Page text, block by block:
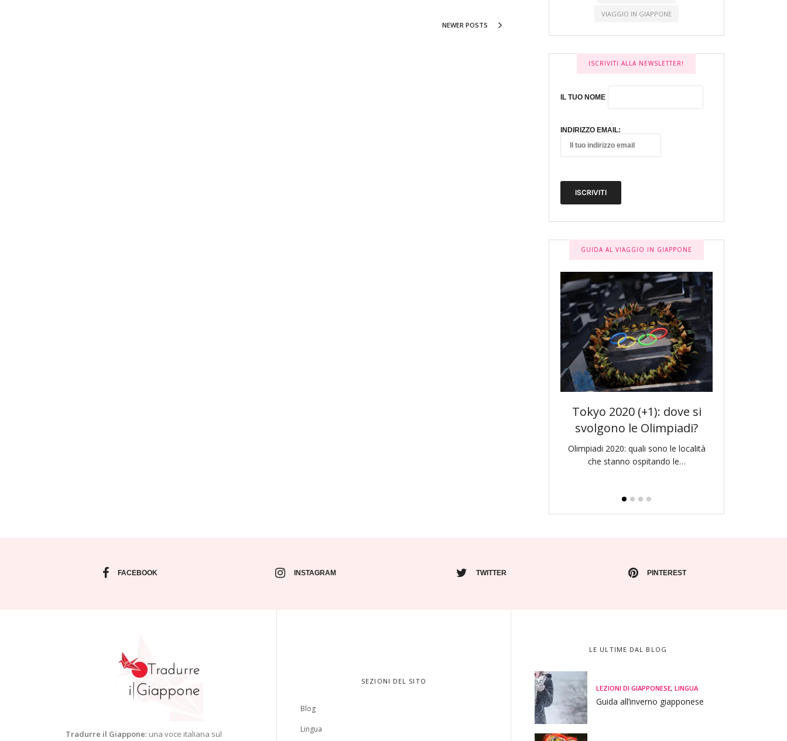
NEWER POSTS
VIAGGIO IN GIAPPONE
ISCRIVITI ALLA NEWSLETTER!
IL TUO NOME
INDIRIZZO EMAIL:
GUIDA AL VIAGGIO IN GIAPPONE
Tokyo 2020 (+1): dove si
svolgono le Olimpiadi?
Olimpiadi 2020: quali sono le località
che stanno ospitando le…
FACEBOOK INSTAGRAM TWITTER PINTEREST
Tradurre il Giappone: una voce italiana sul
SEZIONI DEL SITO
Blog
Lingua
LE ULTIME DAL BLOG
LEZIONI DI GIAPPONESE, LINGUA
Guida all’inverno giapponese